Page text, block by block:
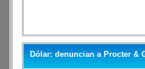
Dólar: denuncian a Procter &